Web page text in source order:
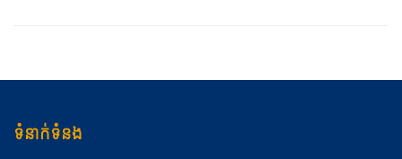
ទំនាក់ទំនង